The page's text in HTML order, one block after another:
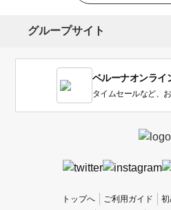
い
グループサイト
ベルーナオンライ
タイムセールなど、
トップへ ご利用ガイド